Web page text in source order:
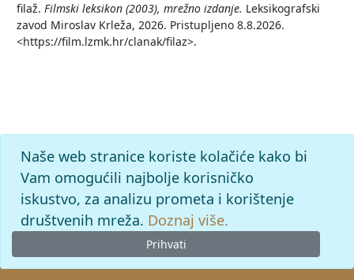
filaž. Filmski leksikon (2003), mrežno izdanje. Leksikografski
zavod Miroslav Krleža, 2026. Pristupljeno 8.8.2026.
<https://film.lzmk.hr/clanak/filaz>.
Naše web stranice koriste kolačiće kako bi
Vam omogućili najbolje korisničko
iskustvo, za analizu prometa i korištenje
društvenih mreža. Doznaj više.
Prihvati
© 2026Leksikografski zavodMiroslav Krleža